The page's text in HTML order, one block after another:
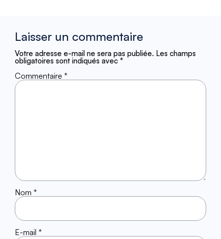
Laisser un commentaire
Votre adresse e-mail ne sera pas publiée. Les champs
obligatoires sont indiqués avec *
Commentaire *
Nom *
E-mail *